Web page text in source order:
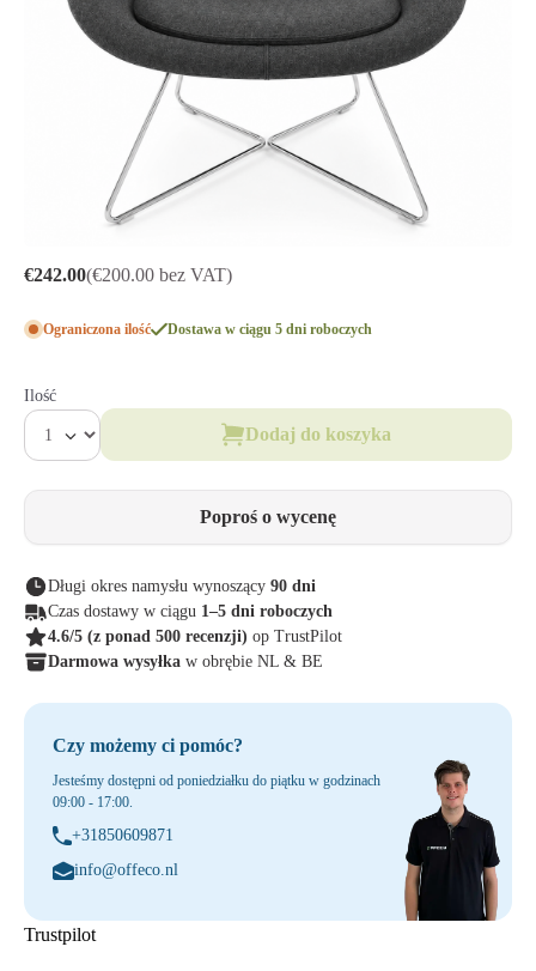
€242.00(€200.00 bez VAT)
Ograniczona ilość Dostawa w ciągu 5 dni roboczych
Ilość
Dodaj do koszyka
Poproś o wycenę
Długi okres namysłu wynoszący 90 dni
Czas dostawy w ciągu 1–5 dni roboczych
4.6/5 (z ponad 500 recenzji) op TrustPilot
Darmowa wysyłka w obrębie NL & BE
Czy możemy ci pomóc?
Jesteśmy dostępni od poniedziałku do piątku w godzinach
09:00 - 17:00.
+31850609871
info@offeco.nl
Trustpilot